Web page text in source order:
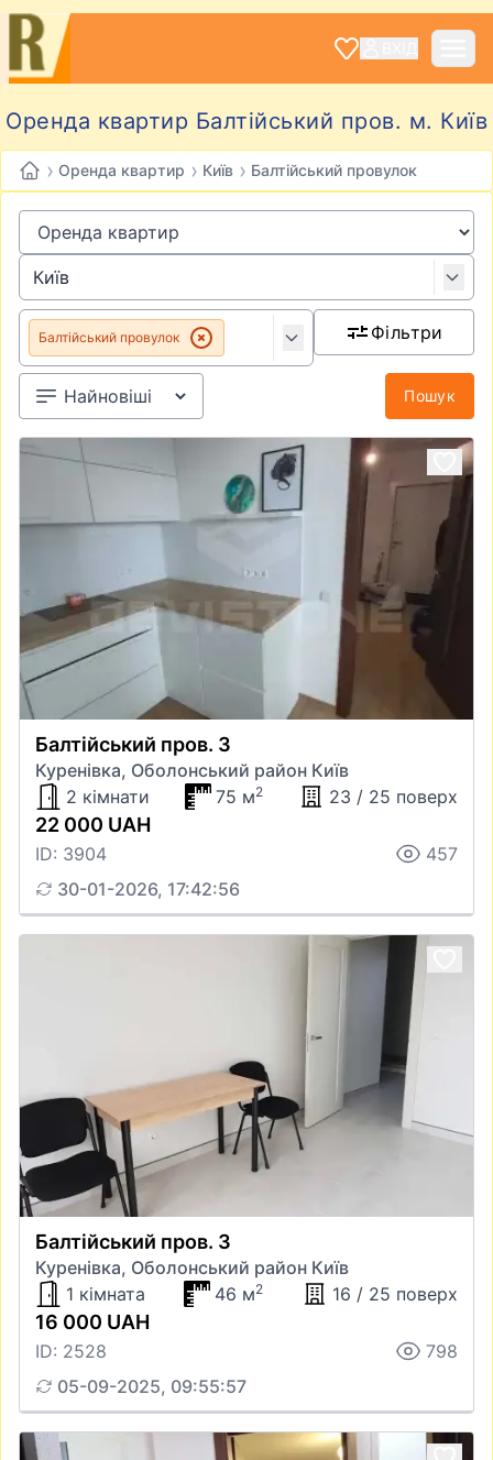
Оренда квартир Балтійський пров. м. Київ
› Оренда квартир › Київ › Балтійський провулок
Балтійський провулок Фільтри
Пошук
Балтійський пров. 3
Куренівка, Оболонський район Київ
2 кімнати
75 м2 23 / 25 поверх
22 000 UAH
ID: 3904
457
30-01-2026, 17:42:56
Балтійський пров. 3
Куренівка, Оболонський район Київ
1 кімната
46 м2 16 / 25 поверх
16 000 UAH
ID: 2528
798
05-09-2025, 09:55:57